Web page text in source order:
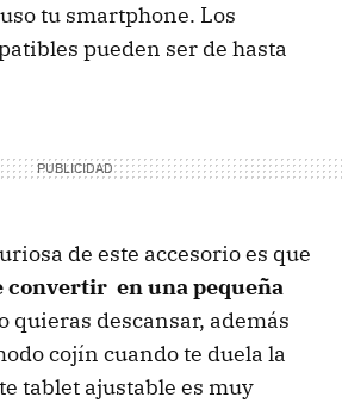
tu smartphone. Los
pueden ser de hasta
de este accesorio es que
convertir en una pequeña
quieras descansar, además
cojín cuando te duela la
tablet ajustable es muy